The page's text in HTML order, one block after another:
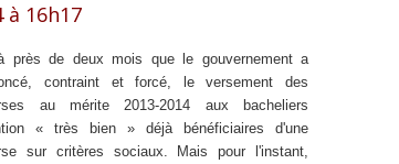
à 16h17
près de deux mois que le gouvernement a
contraint et forcé, le versement des
au mérite 2013-2014 aux bacheliers
« très bien » déjà bénéficiaires d'une
sur critères sociaux. Mais pour l'instant,